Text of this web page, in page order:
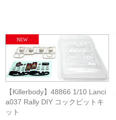
【Killerbody】48866 1/10 Lanci
a037 Rally DIY コックピットキ
ット